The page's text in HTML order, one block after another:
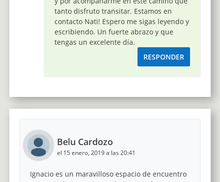
tanto disfruto transitar. Estamos en
contacto Nati! Espero me sigas leyendo y
escribiendo. Un fuerte abrazo y que
tengas un excelente día.
RESPONDER
Belu Cardozo
el 15 enero, 2019 a las 20:41
Ignacio es un maravilloso espacio de encuentro